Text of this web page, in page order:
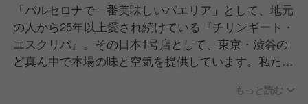
「バルセロナで一番美味しいパエリア」として、地元
の人から25年以上愛され続けている『チリンギート・
エスクリバ』。その日本1号店として、東京・渋谷の
ど真ん中で本場の味と空気を提供しています。私たち
開けた瞬間に広がる開放感、薪で炊き上げるパエリア
もっと読む